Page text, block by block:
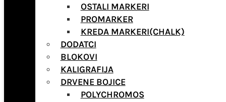
OSTALI MARKERI
PROMARKER
KREDA MARKERI(CHALK)
DODATCI
BLOKOVI
KALIGRAFIJA
DRVENE BOJICE
POLYCHROMOS